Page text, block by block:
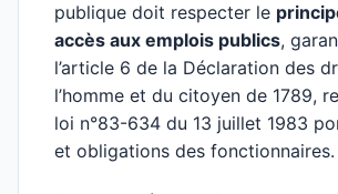
publique doit respecter le
accès aux emplois publics,
l’article 6 de la Déclaration des
l’homme et du citoyen de 1789,
loi n°83-634 du 13 juillet 1983
et obligations des fonctionnaires.